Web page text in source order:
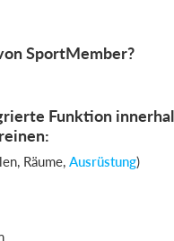
SportMember?
Funktion
Räume, Ausrüstung)